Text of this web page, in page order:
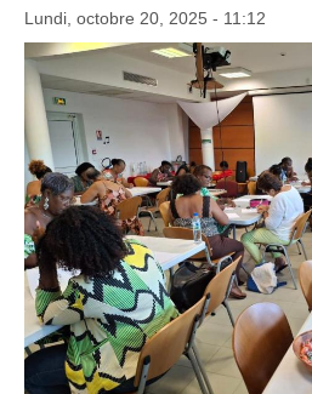
Lundi, octobre 20, 2025 - 11:12